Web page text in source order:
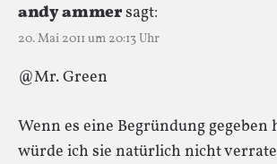
andy ammersagt:
20. Mai 2011 um 20:13 Uhr
@Mr. Green
Wenn es eine Begründung gegeben
würde ich sie natürlich nicht